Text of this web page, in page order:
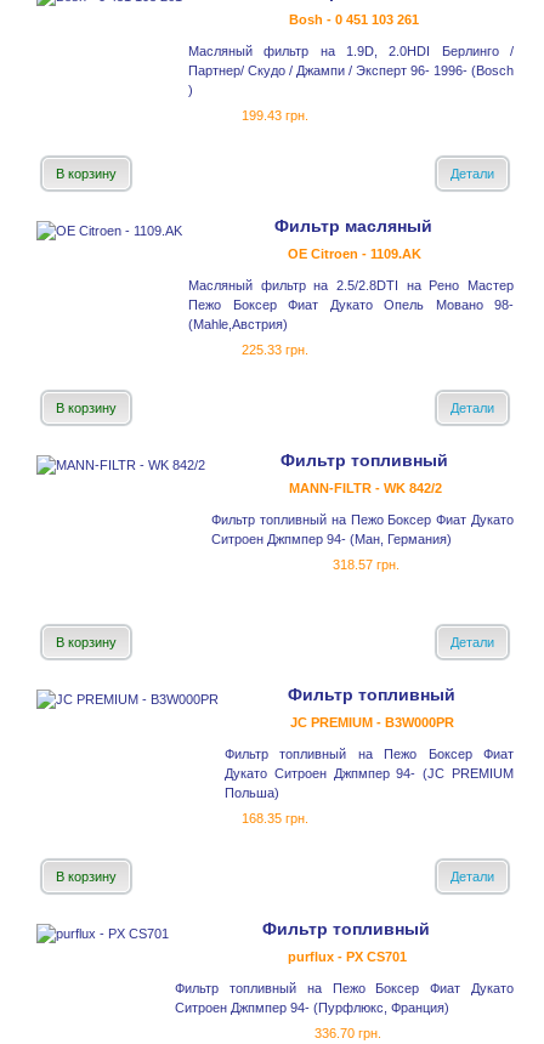
Bosh - 0 451 103 261
Масляный фильтр на 1.9D, 2.0HDI Берлинго /
Партнер/ Скудо / Джампи / Эксперт 96- 1996- (Bosch
)
199.43 грн.
В корзину Детали
Фильтр масляный
OE Citroen - 1109.AK
Масляный фильтр на 2.5/2.8DTI на Рено Мастер
Пежо Боксер Фиат Дукато Опель Мовано 98-
(Mahle,Австрия)
225.33 грн.
В корзину Детали
Фильтр топливный
MANN-FILTR - WK 842/2
Фильтр топливный на Пежо Боксер Фиат Дукато
Ситроен Джпмпер 94- (Ман, Германия)
318.57 грн.
В корзину Детали
Фильтр топливный
JC PREMIUM - B3W000PR
Фильтр топливный на Пежо Боксер Фиат
Дукато Ситроен Джпмпер 94- (JC PREMIUM
Польша)
168.35 грн.
В корзину Детали
Фильтр топливный
purflux - PX CS701
Фильтр топливный на Пежо Боксер Фиат Дукато
Ситроен Джпмпер 94- (Пурфлюкс, Франция)
336.70 грн.